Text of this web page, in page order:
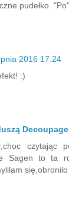
pudełko.
2016 17:24
:)
Sagen to ta